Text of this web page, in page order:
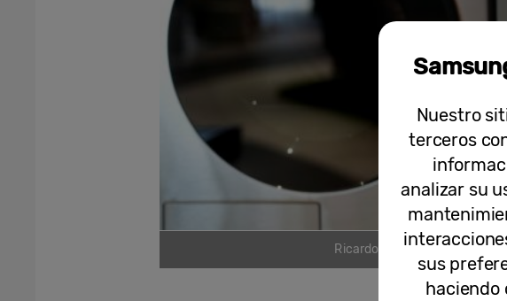
Ricardo Carrasco, nuevo
Nuestro
terceros
analizar su
sus
haciendo